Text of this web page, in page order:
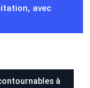
avec
à